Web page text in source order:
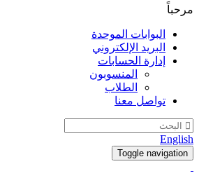
مرحباً
البوابات الموحدة
البريد الإلكتروني
إدارة الحسابات
المنسوبون
الطلاب
تواصل معنا
English
Toggle navigation